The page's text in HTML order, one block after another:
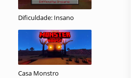
Dificuldade: Insano
Casa Monstro